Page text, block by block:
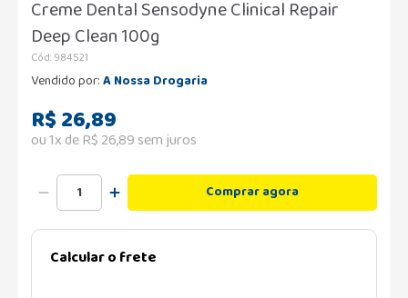
Creme Dental Sensodyne Clinical Repair
Deep Clean 100g
Cód: 984521
Vendido por:A Nossa Drogaria
R$26,89
ou1x deR$ 26,89 sem juros
Comprar agora
Calcular o frete